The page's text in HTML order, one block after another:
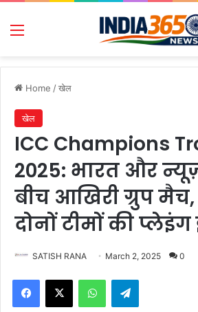
Menu
Home /खेल
खेल
ICC Champions
2025: भारत और
बीच आखिरी ग्रुप
दोनों टीमों की
SATISH RANA March 2, 2025 0
Facebook
X WhatsAppTelegram